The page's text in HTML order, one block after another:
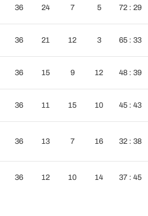
36 24 7 5 72 : 29
36 21 12 3 65 : 33
36 15 9 12 48 : 39
36 11 15 10 45 : 43
36 13 7 16 32 : 38
36 12 10 14 37 : 45